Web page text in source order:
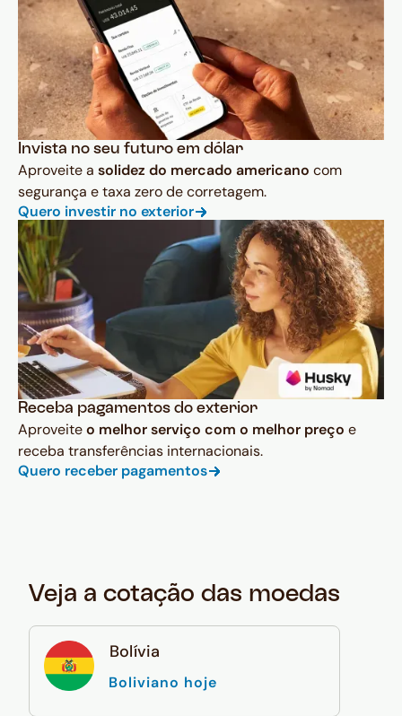
Invista no seu futuro em dólar
Aproveite a solidez do mercado americano com
segurança e taxa zero de corretagem.
Quero investir no exterior
Receba pagamentos do exterior
Aproveiteo melhor serviço com o melhor preço e
receba transferências internacionais.
Quero receber pagamentos
Veja a cotação das moedas
Bolívia
Boliviano hoje